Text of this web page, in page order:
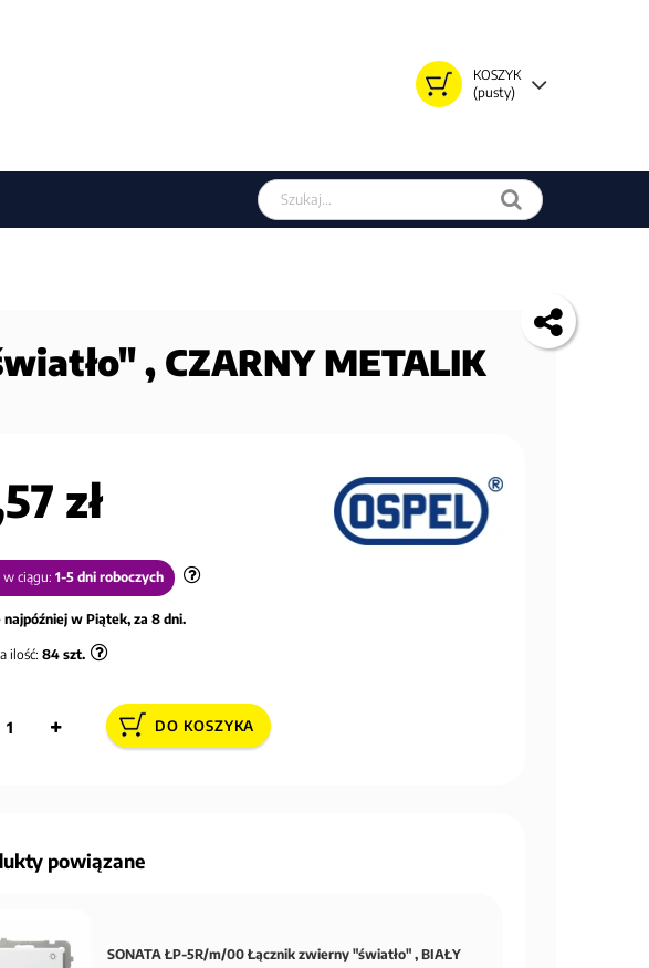
KOSZYK
(pusty)
Szukaj w sklepie
, CZARNY METALIK
zł
w ciągu: 1-5 dni roboczych
najpóźniej w Piątek, za 8 dni.
ilość: 84 szt.
DO KOSZYKA
powiązane
SONATA ŁP-5R/m/00 Łącznik zwierny "światło" , BIAŁY